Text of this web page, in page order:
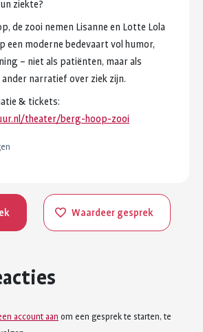
ziekte?
de zooi nemen Lisanne en Lotte Lola
een moderne bedevaart vol humor,
– niet als patiënten, maarals
ander narratief over ziek zijn.
& tickets:
theater/berg-hoop-zooi
Waardeer gesprek
account aan om een gesprek te starten, te